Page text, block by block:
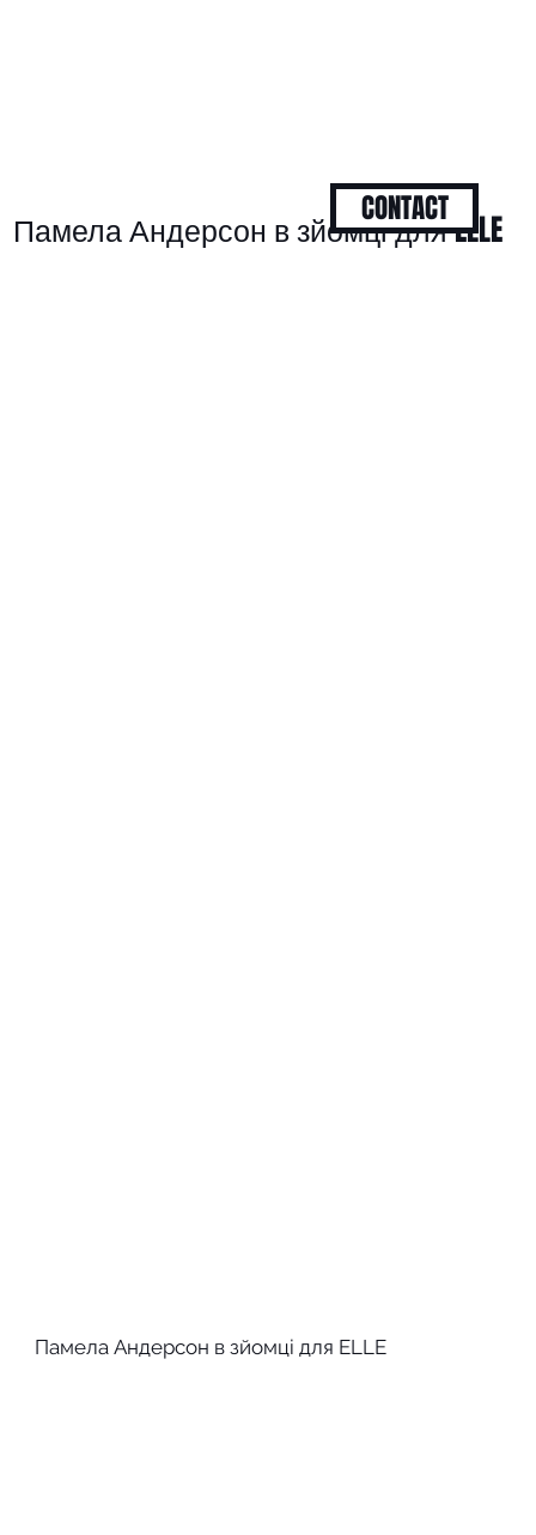
Памела Андерсон в зйомці для ELLE
Памела Андерсон в зйомці для ELLE
CONTACT